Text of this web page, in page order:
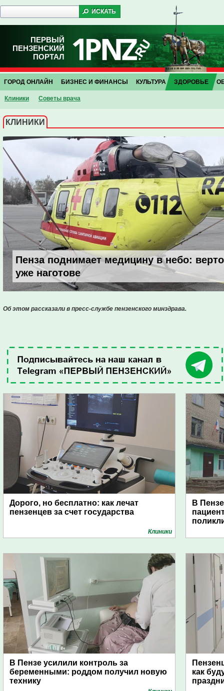
ПЕРВЫЙ
ПЕНЗЕНСКИЙ
ПОРТАЛ
ГОРОД ОНЛАЙН БИЗНЕС И ФИНАНСЫ КУЛЬТУРА ЗДОРОВЬЕ
Клиники Советы врача
КЛИНИКИ
Пенза поднимает медицину в небо:
уже наготове
Об этом рассказали в пресс-службе пензенского минздрава.
Дорого, но бесплатно: как лечат
пензенцев за счет государства
Клиники
В
В Пензе усилили контроль за
беременными: роддом получил новую
технику
как